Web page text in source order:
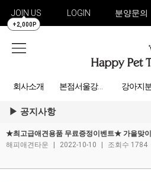
JOIN US
+2,000P
LOGIN 분양문의
회사소개 본점서울강아지분양 강아지
공지사항
★최고급애견용품 무료증정이벤트★ 가을맞
해피애견타운
2022-10-10 조회수 1784